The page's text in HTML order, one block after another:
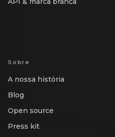
Sobre
A nossa história
Blog
Open source
Press kit